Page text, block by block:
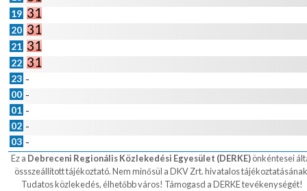
19 31
20 31
21 31
22 31
23 -
00 -
01 -
02 -
03 -
Ez a Debreceni Regionális Közlekedési Egyesület (DERKE)önkéntesei
össszeállított tájékoztató. Nem minősül a DKV Zrt. hivatalos
Tudatos közlekedés, élhetőbb város! Támogasd a DERKE tevékenységét!